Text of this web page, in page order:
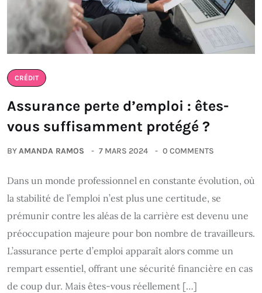
CRÉDIT
Assurance perte d’emploi : êtes-
vous suffisamment protégé ?
BYAMANDA RAMOS 7 MARS 2024 0 COMMENTS
Dans un monde professionnel en constante évolution, où
la stabilité de l’emploi n’est plus une certitude, se
prémunir contre les aléas de la carrière est devenu une
préoccupation majeure pour bon nombre de travailleurs.
L’assurance perte d’emploi apparaît alors comme un
rempart essentiel, offrant une sécurité financière en cas
de coup dur. Mais êtes-vous réellement […]